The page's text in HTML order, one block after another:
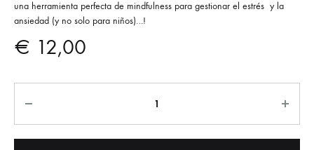
una herramienta perfecta de mindfulness para gestionar el estrés y la
ansiedad (y no solo para niños)…!
€ 12,00